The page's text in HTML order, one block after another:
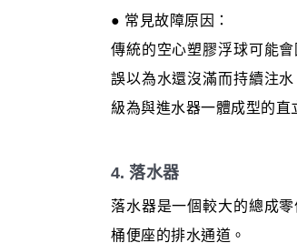
● 常見故障原因：
傳統的空心塑膠浮球可能
誤以為水還沒滿而持續注
級為與進水器一體成型的直
4. 落水器
落水器是一個較大的總成
桶便座的排水通道。